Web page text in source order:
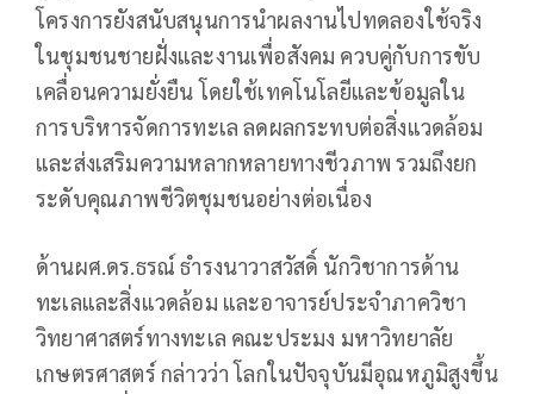
โครงการยังสนับสนุนการนำผลงานไปทดลองใช้จริง
ในชุมชนชายฝั่งและงานเพื่อสังคม ควบคู่กับการขับ
เคลื่อนความยั่งยืน โดยใช้เทคโนโลยีและข้อมูลใน
การบริหารจัดการทะเล ลดผลกระทบต่อสิ่งแวดล้อม
และส่งเสริมความหลากหลายทางชีวภาพ รวมถึงยก
ระดับคุณภาพชีวิตชุมชนอย่างต่อเนื่อง
ด้านผศ.ดร.ธรณ์ ธำรงนาวาสวัสดิ์ นักวิชาการด้าน
ทะเลและสิ่งแวดล้อม และอาจารย์ประจำภาควิชา
วิทยาศาสตร์ทางทะเล คณะประมง มหาวิทยาลัย
เกษตรศาสตร์ กล่าวว่า โลกในปัจจุบันมีอุณหภูมิสูงขึ้น